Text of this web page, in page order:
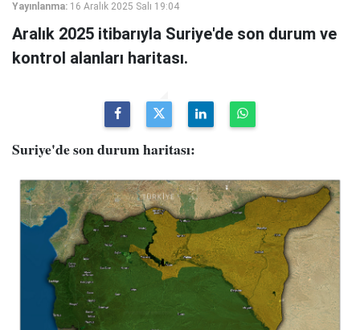
Yayınlanma: 16 Aralık 2025 Salı 19:04
Aralık 2025 itibarıyla Suriye'de son durum ve
kontrol alanları haritası.
Suriye'de son durum haritası: